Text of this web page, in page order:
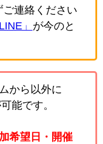
ご連絡ください
」 が今のと
から以外に
能です。
希望日・開催